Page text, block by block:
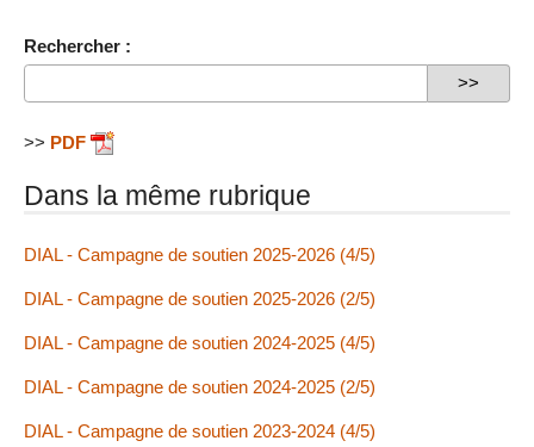
Rechercher :
>> PDF
Dans la même rubrique
DIAL - Campagne de soutien 2025-2026 (4/5)
DIAL - Campagne de soutien 2025-2026 (2/5)
DIAL - Campagne de soutien 2024-2025 (4/5)
DIAL - Campagne de soutien 2024-2025 (2/5)
DIAL - Campagne de soutien 2023-2024 (4/5)